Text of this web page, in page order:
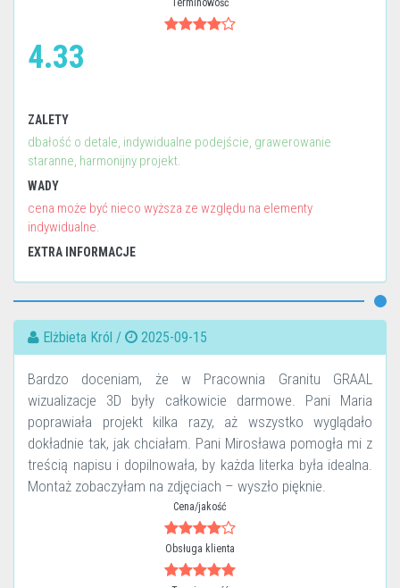
Terminowość
4.33
ZALETY
dbałość o detale, indywidualne podejście, grawerowanie
staranne, harmonijny projekt.
WADY
cena może być nieco wyższa ze względu na elementy
indywidualne.
EXTRA INFORMACJE
Elżbieta Król / 2025-09-15
Bardzo doceniam, że w Pracownia Granitu GRAAL
wizualizacje 3D były całkowicie darmowe. Pani Maria
poprawiała projekt kilka razy, aż wszystko wyglądało
dokładnie tak, jak chciałam. Pani Mirosława pomogła mi z
treścią napisu i dopilnowała, by każda literka była idealna.
Montaż zobaczyłam na zdjęciach – wyszło pięknie.
Cena/jakość
Obsługa klienta